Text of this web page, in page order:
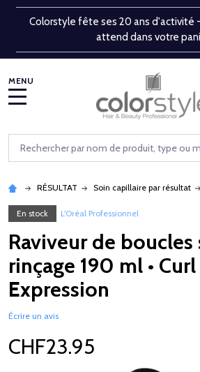
Colorstyle fête ses 20 ans d'activité
attend dans votre
Rechercher
RÉSULTAT Soin capillaire par résultat
En stock L'Oréal Professionnel
Raviveur de boucles
rinçage 190 ml • Curl
Expression
Écrire un avis
CHF23.95